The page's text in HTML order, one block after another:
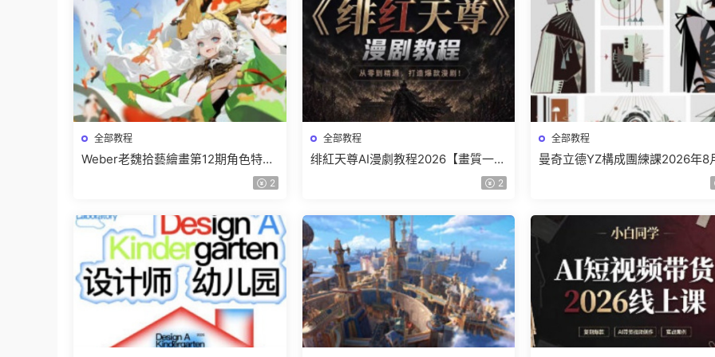
全部教程
Weber老魏拾藝繪畫第12期角色特訓
2
全部教程
绯紅天尊AI漫劇教程2026【畫質一般
2
全部教程
曼奇立德YZ構成團練課2026年8